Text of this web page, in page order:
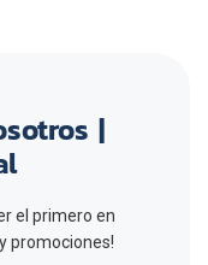
|
el primero en
promociones!